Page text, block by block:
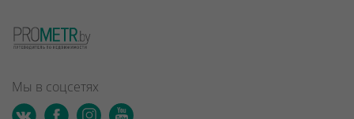
Мы в соцсетях